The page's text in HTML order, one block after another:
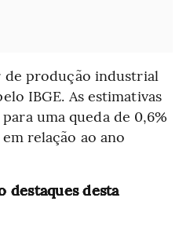
de produção industrial
IBGE. As estimativas
uma queda de 0,6%
relação ao ano
destaques desta